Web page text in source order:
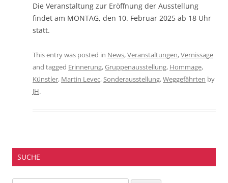
Die Veranstaltung zur Eröffnung der Ausstellung
findet am MONTAG, den 10. Februar 2025 ab 18 Uhr
statt.
This entry was posted in News,Veranstaltungen,Vernissage
and tagged Erinnerung,Gruppenausstellung, Hommage,
Künstler, Martin Levec,Sonderausstellung,Weggefährten by
JH.
SUCHE